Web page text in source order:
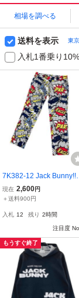
相場を調べる
送料を表示 東
入札1番乗り
7K382-12 Jack Bunny!!
ジャックバニー GOLF ゴ
ルフ ゴルフウェア スラッ
柄 アメコミ柄 メンズ 紳
現在 2,600円
＋送料900円
入札 12 残り 2時間
注目度
もうすぐ終了